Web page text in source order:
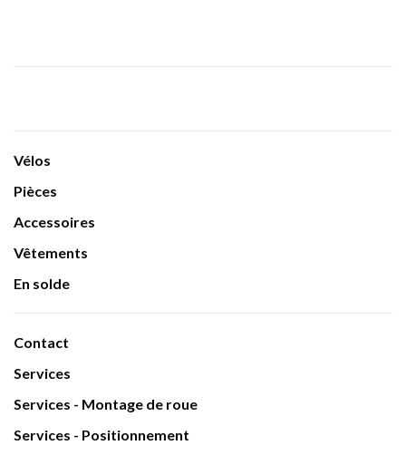
Vélos
Pièces
Accessoires
Vêtements
En solde
Contact
Services
Services - Montage de roue
Services - Positionnement